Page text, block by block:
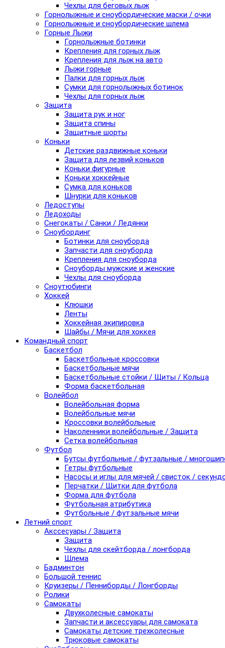
Чехлы для беговых лыж
Горнолыжные и сноубордические маски / очки
Горнолыжные и сноубордические шлема
Горные Лыжи
Горнолыжные ботинки
Крепления для горных лыж
Крепления для лыж на авто
Лыжи горные
Палки для горных лыж
Сумки для горнолыжных ботинок
Чехлы для горных лыж
Защита
Защита рук и ног
Защита спины
Защитные шорты
Коньки
Детские раздвижные коньки
Защита для лезвий коньков
Коньки фигурные
Коньки хоккейные
Сумка для коньков
Шнурки для коньков
Ледоступы
Ледоходы
Снегокаты / Санки / Ледянки
Сноубординг
Ботинки для сноуборда
Запчасти для сноуборда
Крепления для сноуборда
Сноуборды мужские и женские
Чехлы для сноуборда
Сноутюбинги
Хоккей
Клюшки
Ленты
Хоккейная экипировка
Шайбы / Мячи для хоккея
Командный спорт
Баскетбол
Баскетбольные кроссовки
Баскетбольные мячи
Баскетбольные стойки / Щиты / Кольца
Форма баскетбольная
Волейбол
Волейбольная форма
Волейбольные мячи
Кроссовки волейбольные
Наколенники волейбольные / Защита
Сетка волейбольная
Футбол
Бутсы футбольные / футзальные /
Гетры футбольные
Насосы и иглы для мячей / свисток /
Перчатки / Щитки для футбола
Форма для футбола
Футбольная атрибутика
Футбольные / футзальные мячи
Летний спорт
Акссесуары / Защита
Защита
Чехлы для скейтборда / лонгборда
Шлема
Бадминтон
Большой теннис
Круизеры / Пенниборды / Лонгборды
Ролики
Самокаты
Двухколесные самокаты
Запчасти и аксессуары для самоката
Самокаты детские трехколесные
Трюковые самокаты